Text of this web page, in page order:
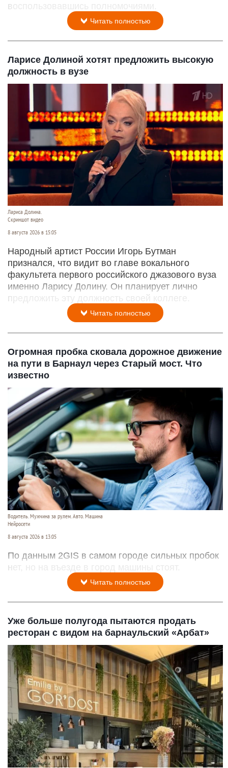
воспользовавшись полномочиями.
Читать полностью
Ларисе Долиной хотят предложить высокую
должность в вузе
Лариса Долина.
Скриншот видео
8 августа 2026 в 15:05
Народный артист России Игорь Бутман
признался, что видит во главе вокального
факультета первого российского джазового вуза
именно Ларису Долину. Он планирует лично
предложить эту должность своей коллеге.
Читать полностью
Огромная пробка сковала дорожное движение
на пути в Барнаул через Старый мост. Что
известно
Водитель. Мужчина за рулем. Авто. Машина
Нейросети
8 августа 2026 в 13:05
По данным 2GIS в самом городе сильных пробок
нет, но на въезде в город машины стоят.
Читать полностью
Уже больше полугода пытаются продать
ресторан с видом на барнаульский «Арбат»